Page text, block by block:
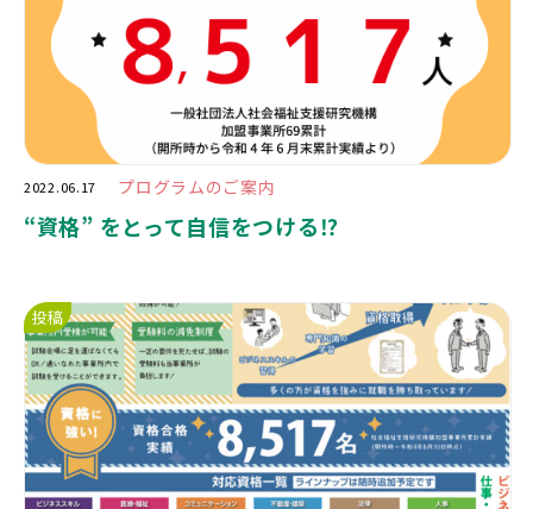
2022.06.17 プログラムのご案内
“資格” をとって自信をつける⁉️
投稿